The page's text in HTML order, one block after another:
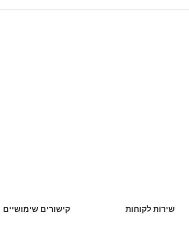
שירות לקוחות קישורים שימושיים